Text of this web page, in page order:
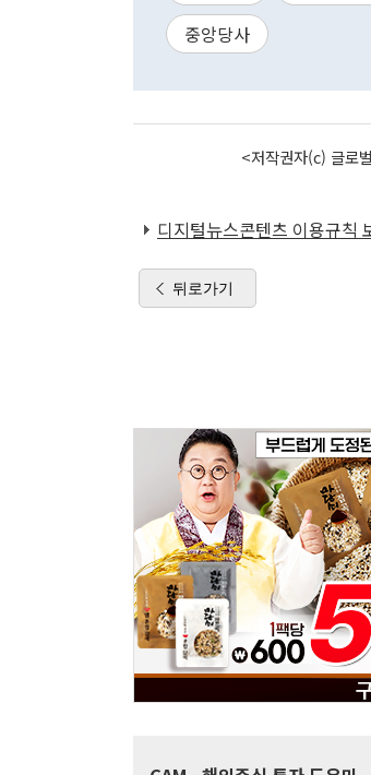
중앙당사
<저작권자(c) 글로
디지털뉴스콘텐츠 이용규칙
뒤로가기